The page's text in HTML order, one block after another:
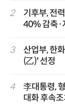
2
기후부, 전
40% 감축·
3
산업부, 한
(乙)' 선정
4
李대통령,
대화 후속